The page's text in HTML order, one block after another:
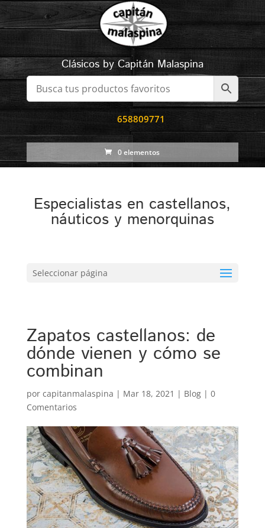
Clásicos by Capitán Malaspina
658809771
0 elementos
Especialistas en castellanos,
náuticos y menorquinas
Seleccionar página
Zapatos castellanos: de
dónde vienen y cómo se
combinan
por capitanmalaspina | Mar 18, 2021 | Blog| 0
Comentarios